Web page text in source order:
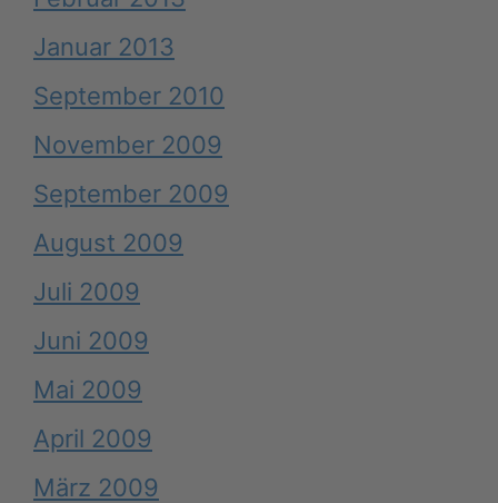
Januar 2013
September 2010
November 2009
September 2009
August 2009
Juli 2009
Juni 2009
Mai 2009
April 2009
März 2009